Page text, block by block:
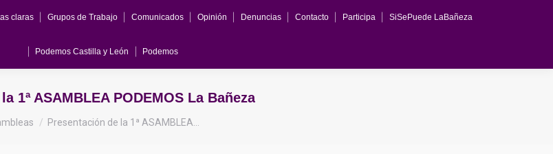
claras Grupos de Trabajo Comunicados Opinión Denuncias Contacto Participa SiSePuede LaBañeza
Podemos Castilla y León Podemos
1ª ASAMBLEA PODEMOS La Bañeza
Presentación de la 1ª ASAMBLEA…